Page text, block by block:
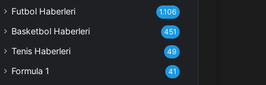
Futbol Haberleri 1.106
Basketbol Haberleri 451
Tenis Haberleri 49
Formula 1 41